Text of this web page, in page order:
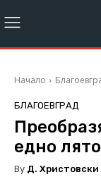
Начало
БЛАГОЕВГРАД
едно лято
By Д. Христовски